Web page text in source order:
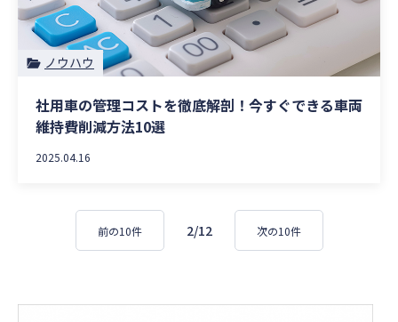
ノウハウ
社用車の管理コストを徹底解剖！今すぐできる車両
維持費削減方法10選
2025.04.16
前の10件 2/12 次の10件